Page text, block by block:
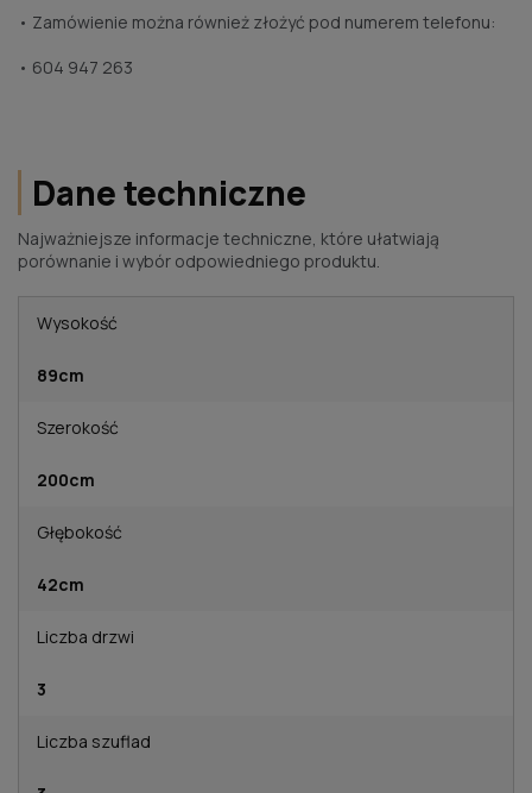
• Zamówienie można również złożyć pod numerem telefonu:
• 604 947 263
Dane techniczne
Najważniejsze informacje techniczne, które ułatwiają
porównanie i wybór odpowiedniego produktu.
Wysokość
89cm
Szerokość
200cm
Głębokość
42cm
Liczba drzwi
3
Liczba szuflad